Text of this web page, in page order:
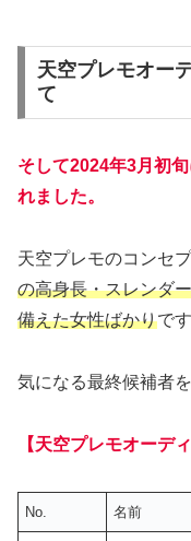
天空プレモオー
て
そして2024年3月初
れました。
天空プレモのコンセ
の高身長・スレンダ
備えた女性ばかりです
気になる最終候補者
【天空プレモオーデ
No. 名前